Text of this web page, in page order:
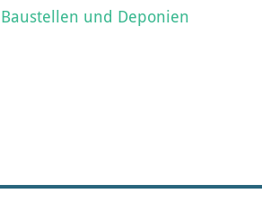
Baustellen und Deponien